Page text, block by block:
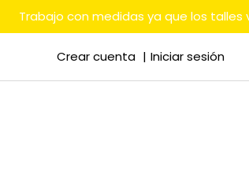
Trabajo con medidas ya que los
Crear cuenta Iniciar sesión